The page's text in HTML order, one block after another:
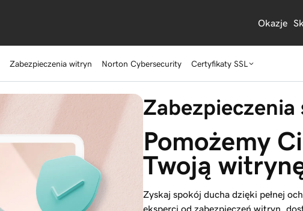
Okazje
Zabezpieczenia witryn Norton Cybersecurity Certyfikaty SSL
Zabezpieczenia
Pomożemy
Twoją
Zyskaj spokój ducha dzięki pełnej
eksperci od zabezpieczeń witryn,